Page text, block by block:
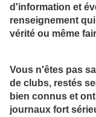
d'information et
renseignement
vérité ou même
Vous n'êtes pas
de clubs, restés
bien connus et
journaux fort